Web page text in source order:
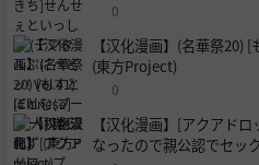
0
【汉化漫画】(名華祭20)
(東方Project)
0
【汉化漫画】[アクアド
なったので親公認でセッ